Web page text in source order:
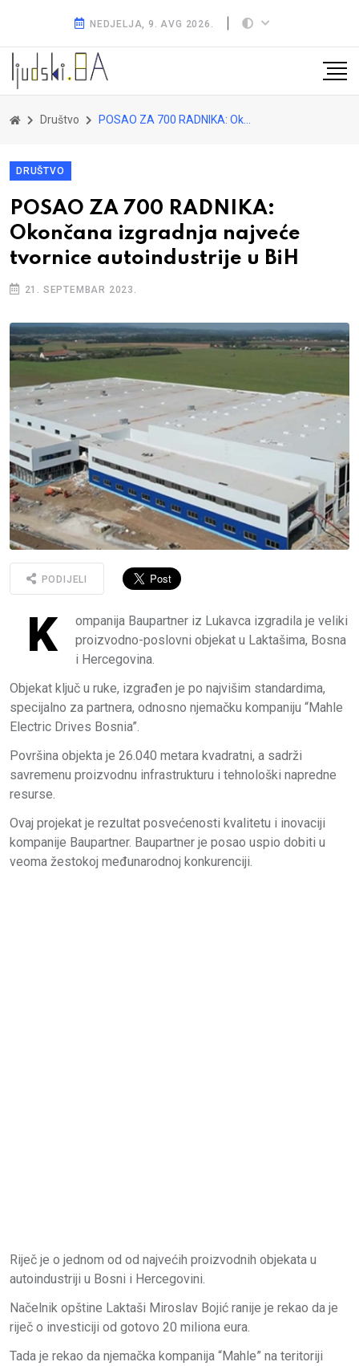
NEDJELJA, 9. AVG 2026.
Društvo POSAO ZA 700 RADNIKA: Okončana izgradnja najveće tvornice autoindustrije u BiH
DRUŠTVO
POSAO ZA 700 RADNIKA:
Okončana izgradnja najveće
tvornice autoindustrije u BiH
21. SEPTEMBAR 2023.
PODIJELI
K
ompanija Baupartner iz Lukavca izgradila je veliki
proizvodno-poslovni objekat u Laktašima, Bosna
i Hercegovina.
Objekat ključ u ruke, izgrađen je po najvišim standardima,
specijalno za partnera, odnosno njemačku kompaniju “Mahle
Electric Drives Bosnia”.
Površina objekta je 26.040 metara kvadratni, a sadrži
savremenu proizvodnu infrastrukturu i tehnološki napredne
resurse.
Ovaj projekat je rezultat posvećenosti kvalitetu i inovaciji
kompanije Baupartner. Baupartner je posao uspio dobiti u
veoma žestokoj međunarodnoj konkurenciji.
Riječ je o jednom od od najvećih proizvodnih objekata u
autoindustriji u Bosni i Hercegovini.
Načelnik opštine Laktaši Miroslav Bojić ranije je rekao da je
riječ o investiciji od gotovo 20 miliona eura.
Tada je rekao da njemačka kompanija “Mahle” na teritoriji